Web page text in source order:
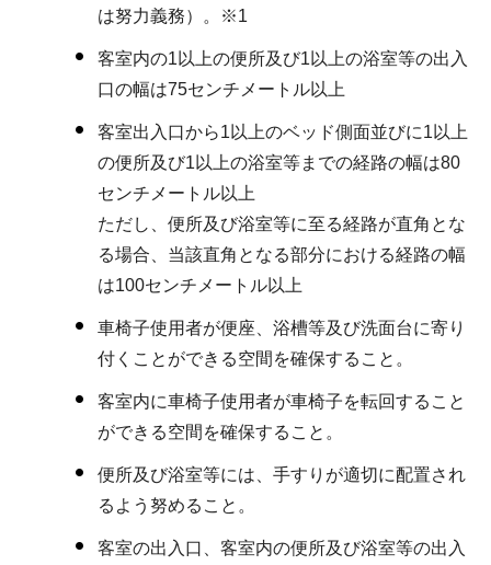
は努力義務）。※1
客室内の1以上の便所及び1以上の浴室等の出入
口の幅は75センチメートル以上
客室出入口から1以上のベッド側面並びに1以上
の便所及び1以上の浴室等までの経路の幅は80
センチメートル以上
ただし、便所及び浴室等に至る経路が直角とな
る場合、当該直角となる部分における経路の幅
は100センチメートル以上
車椅子使用者が便座、浴槽等及び洗面台に寄り
付くことができる空間を確保すること。
客室内に車椅子使用者が車椅子を転回すること
ができる空間を確保すること。
便所及び浴室等には、手すりが適切に配置され
るよう努めること。
客室の出入口、客室内の便所及び浴室等の出入